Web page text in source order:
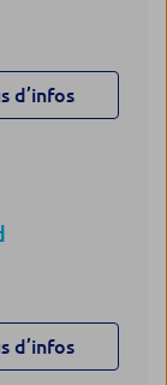
d’infos
d’infos